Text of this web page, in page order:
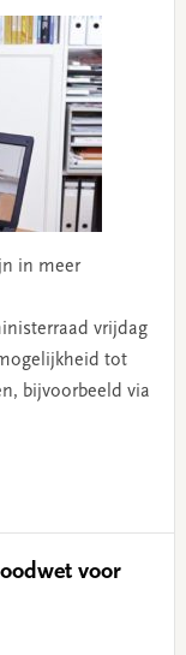
in meer
vrijdag
tot
bijvoorbeeld via
voor